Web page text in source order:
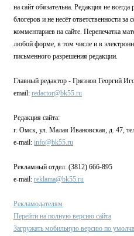
на сайт обязательна. Редакция не всегда
блогеров и не несёт ответственности за
комментариев на сайте. Перепечатка
любой форме, в том числе и в
письменного разрешения редакции.
Главный редактор - Грязнов Георгий
email: redactor@bk55.ru
Редакция сайта:
г. Омск, ул. Малая Ивановская, д. 47,
e-mail: info@bk55.ru
Рекламный отдел: (3812) 666-895
e-mail: reklama@bk55.ru
Рекламодателям
Перейти на полную версию сайта
Загружать мобильную версию по